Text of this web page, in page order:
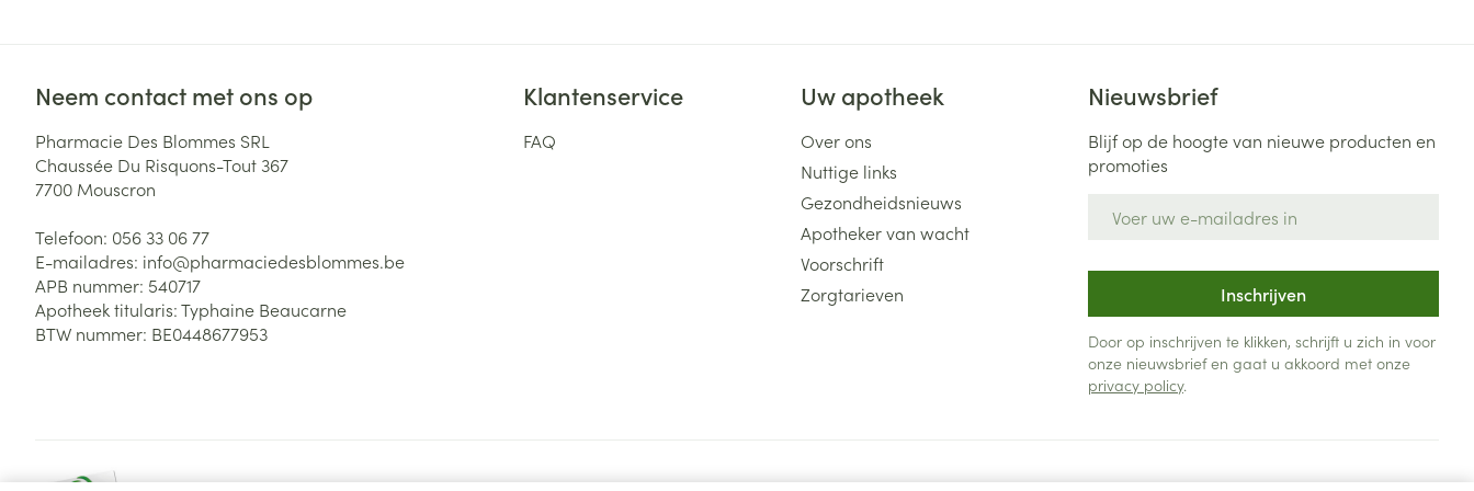
Neem contact met ons op
Pharmacie Des Blommes SRL
Chaussée Du Risquons-Tout 367
7700 Mouscron
Telefoon: 056 33 06 77
E-mailadres: info@pharmaciedesblommes.be
APB nummer: 540717
Apotheek titularis:Typhaine Beaucarne
BTW nummer: BE0448677953
Klantenservice
FAQ
Uw apotheek
Over ons
Nuttige links
Gezondheidsnieuws
Apotheker van wacht
Voorschrift
Zorgtarieven
Nieuwsbrief
Blijf op de hoogte van nieuwe producten en
promoties
Inschrijven
Door op inschrijven te klikken, schrijft u zich in voor
onze nieuwsbrief en gaat u akkoord met onze
privacy policy.